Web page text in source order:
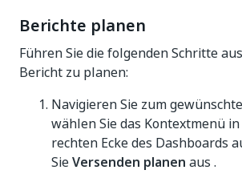
Berichte planen
Führen Sie die folgenden Schritte
Bericht zu planen:
Navigieren Sie zum
wählen Sie das Kontextmenü
rechten Ecke des Dashboards
SieVersenden planen aus .